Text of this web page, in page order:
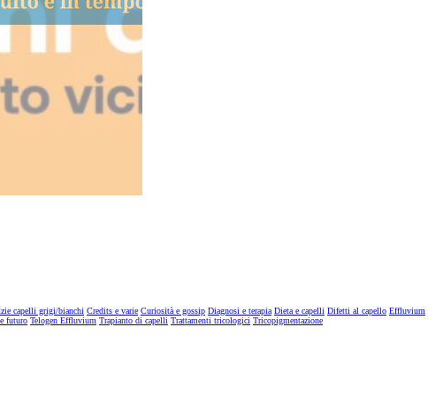
capelli grigi/bianchi Credits e varie Curiosità e gossip Diagnosi e terapia Dieta e capelli Difetti al capello Effluvium
futuro Telogen Effluvium Trapianto di capelli Trattamenti tricologici Tricopigmentazione